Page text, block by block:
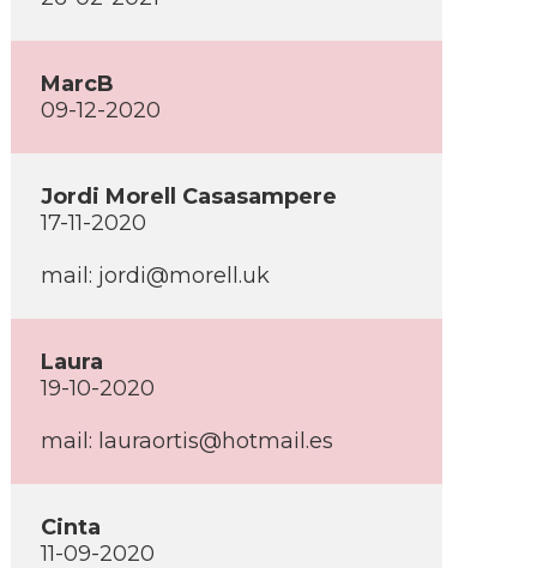
MarcB
09-12-2020
Jordi Morell Casasampere
17-11-2020
mail: jordi@morell.uk
Laura
19-10-2020
mail: lauraortis@hotmail.es
Cinta
11-09-2020